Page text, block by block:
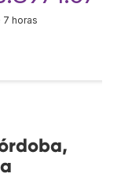
7 horas